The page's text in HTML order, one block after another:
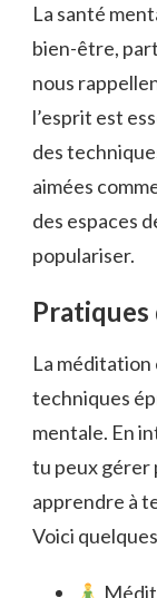
La santé
bien-être,
nous
l’esprit est
des
aimées
des espaces
populariser.
Pratiques
La méditation
techniques
mentale. En
tu peux gérer
apprendre à
Voici